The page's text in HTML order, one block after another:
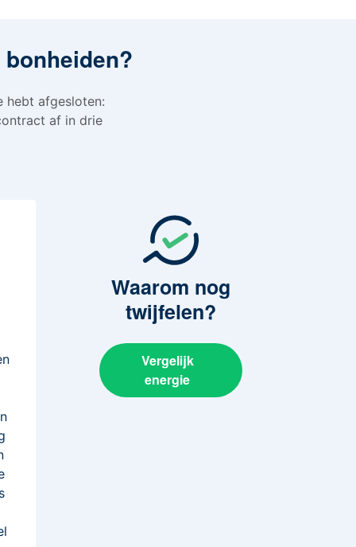
hebt afgesloten:
af in drie
Waarom nog
twijfelen?
Vergelijk
energie